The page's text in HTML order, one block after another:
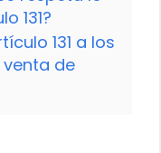
131?
131 a los
de